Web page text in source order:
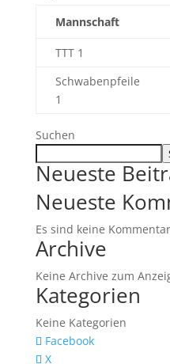
Mannschaft
TTT 1
Schwaben­pfeile
1
Suchen
Neueste
Neueste
Es sind keine
Archive
Keine Archive zum
Kategorien
Keine Kategorien
Facebook
X